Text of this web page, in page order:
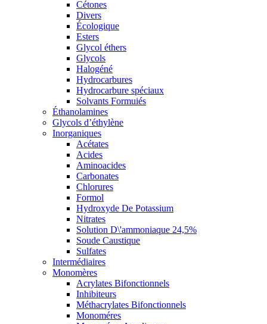
Cétones
Divers
Écologique
Esters
Glycol éthers
Glycols
Halogéné
Hydrocarbures
Hydrocarbure spéciaux
Solvants Formuiés
Éthanolamines
Glycols d’éthylène
Inorganiques
Acétates
Acides
Aminoacides
Carbonates
Chlorures
Formol
Hydroxyde De Potassium
Nitrates
Solution D\'ammoniaque 24,5%
Soude Caustique
Sulfates
Intermédiaires
Monomères
Acrylates Bifonctionnels
Inhibiteurs
Méthacrylates Bifonctionnels
Monoméres